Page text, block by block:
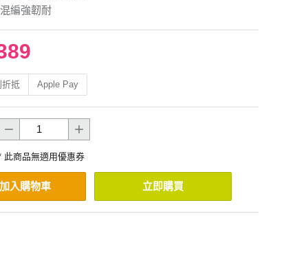
編強韌耐
抵 Apple Pay
此商品無適用優惠券
加入購物車 立即購買